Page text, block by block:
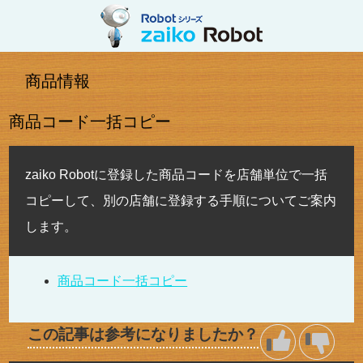
商品情報
商品コード一括コピー
zaiko Robotに登録した商品コードを店舗単位で一括
コピーして、別の店舗に登録する手順についてご案内
します。
商品コード一括コピー
この記事は参考になりましたか？